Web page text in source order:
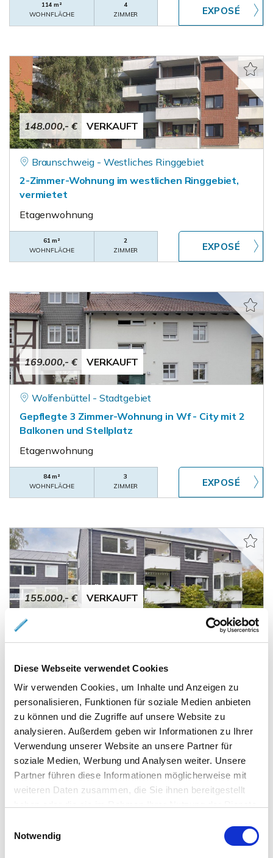
Diese Webseite verwendet Cookies
Wir verwenden Cookies, um Inhalte und Anzeigen zu
personalisieren, Funktionen für soziale Medien anbieten
zu können und die Zugriffe auf unsere Website zu
analysieren. Außerdem geben wir Informationen zu Ihrer
Verwendung unserer Website an unsere Partner für
soziale Medien, Werbung und Analysen weiter. Unsere
Partner führen diese Informationen möglicherweise mit
weiteren Daten zusammen, die Sie ihnen bereitgestellt
Notwendig
114 m²
WOHNFLÄCHE
4
ZIMMER
148.000,- € VERKAUFT
Braunschweig - Westliches Ringgebiet
2-Zimmer-Wohnung im westlichen Ringgebiet,
vermietet
Etagenwohnung
61 m²
WOHNFLÄCHE
2
ZIMMER
169.000,- € VERKAUFT
Wolfenbüttel - Stadtgebiet
Gepflegte 3 Zimmer-Wohnung in Wf - City mit 2
Balkonen und Stellplatz
Etagenwohnung
84 m²
WOHNFLÄCHE
3
ZIMMER
155.000,- € VERKAUFT
Schunterauennähe
Etagenwohnung
WOHNFLÄCHE
ZIMMER
458.000,- €